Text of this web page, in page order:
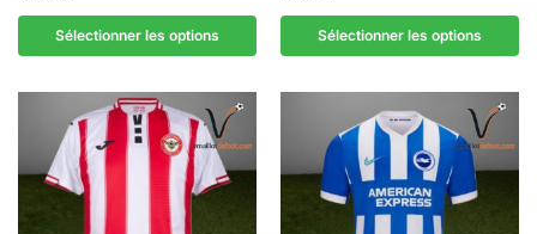
Sélectionner les options Sélectionner les options